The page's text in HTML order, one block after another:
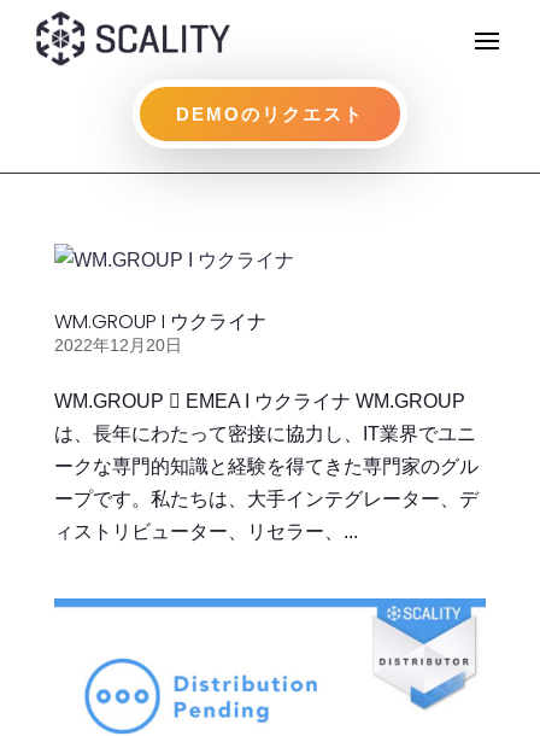
DEMOのリクエスト
WM.GROUP I ウクライナ
2022年12月20日
WM.GROUP  EMEA I ウクライナ WM.GROUP
は、長年にわたって密接に協力し、IT業界でユニ
ークな専門的知識と経験を得てきた専門家のグル
ープです。私たちは、大手インテグレーター、デ
ィストリビューター、リセラー、...